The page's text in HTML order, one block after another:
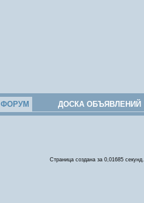
ФОРУМ ДОСКА ОБЪЯВЛЕНИЙ
Страница создана за 0,01685 секунд.